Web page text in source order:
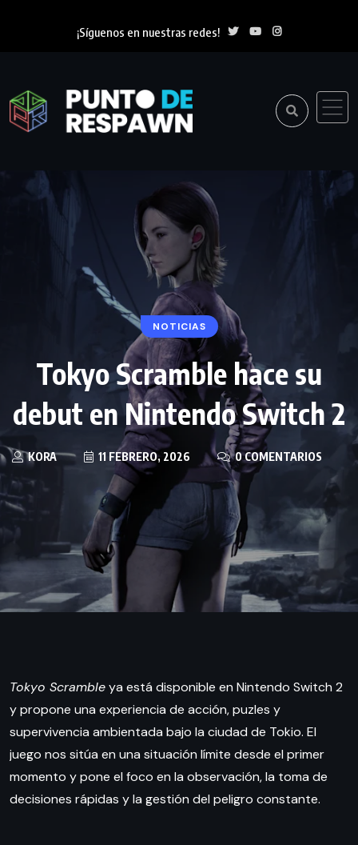
¡Síguenos en nuestras redes!
NOTICIAS
Tokyo Scramble hace su
debut en Nintendo Switch 2
KORA 11 FEBRERO, 2026 0 COMENTARIOS
Tokyo Scrambleya está disponible en Nintendo Switch 2
y propone una experiencia de acción, puzles y
supervivencia ambientada bajo la ciudad de Tokio. El
juego nos sitúa en una situación límite desde el primer
momento y pone el foco en la observación, la toma de
decisiones rápidas y la gestión del peligro constante.